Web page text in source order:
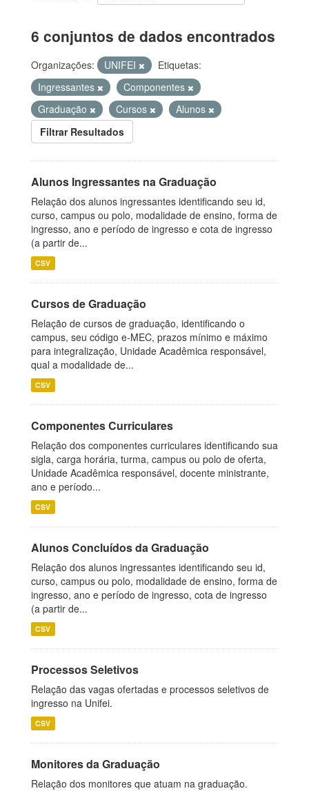
6 conjuntos de dados encontrados
Organizações: UNIFEI
Etiquetas:
Ingressantes
Componentes
Graduação
Cursos
Alunos
Filtrar Resultados
Alunos Ingressantes na Graduação
Relação dos alunos ingressantes identificando seu id,
curso, campus ou polo, modalidade de ensino, forma de
ingresso, ano e período de ingresso e cota de ingresso
(a partir de...
CSV
Cursos de Graduação
Relação de cursos de graduação, identificando o
campus, seu código e-MEC, prazos mínimo e máximo
para integralização, Unidade Acadêmica responsável,
qual a modalidade de...
CSV
Componentes Curriculares
Relação dos componentes curriculares identificando sua
sigla, carga horária, turma, campus ou polo de oferta,
Unidade Acadêmica responsável, docente ministrante,
ano e período...
CSV
Alunos Concluídos da Graduação
Relação dos alunos ingressantes identificando seu id,
curso, campus ou polo, modalidade de ensino, forma de
ingresso, ano e período de ingresso, cota de ingresso
(a partir de...
CSV
Processos Seletivos
Relação das vagas ofertadas e processos seletivos de
ingresso na Unifei.
CSV
Monitores da Graduação
Relação dos monitores que atuam na graduação.